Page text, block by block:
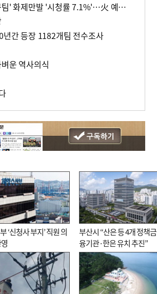
'우리동네 예체능' 안정환부터 바로까지, '족구팀' 화제만발 '시청률 7.1%'…火 예능 1위
간 등장 1182개팀 전수조사
운 역사의식
‘신청사 부지’ 직원 의
부산시 “산은 등 4개 정책금
융기관·한은 유치 추진”